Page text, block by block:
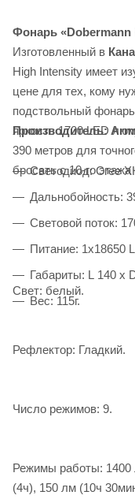
Фонарь «Dobermann
Изготовленный в
High Intensity имеет
цене для тех, кому
подствольный
яркость 1700 LED
390 метров для
бросать с 10-го
Светодиод: Cree
Дальнобойность:
Световой поток:
Питание: 1x18650
Габариты: L 140 x
Вес: 115г.
Свет: белый.
Рефлектор: Гладкий.
Число режимов: 9.
Режимы работы: 1400
(4ч), 150 лм (10ч